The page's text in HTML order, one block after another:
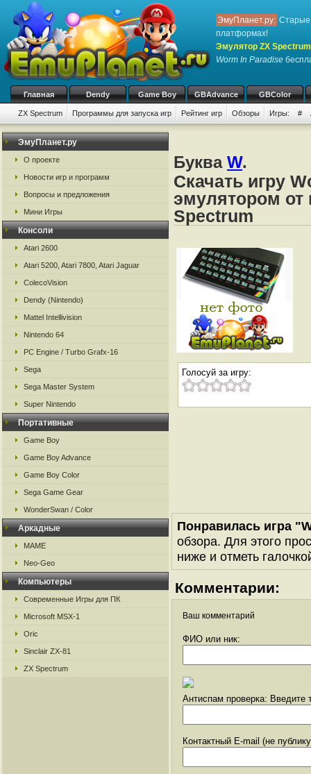
ЭмуПланет.ру: Старые
платформах!
Эмулятор ZX
Worm In Paradise
Главная Dendy Game Boy GBAdvance GBColor
ZX Spectrum Программы для запуска игр Рейтинг игр Обзоры Игры: #
ЭмуПланет.ру
О проекте
Новости игр и программ
Вопросы и предложения
Мини Игры
Консоли
Atari 2600
Atari 5200, Atari 7800, Atari Jaguar
ColecoVision
Dendy (Nintendo)
Mattel Intellivision
Nintendo 64
PC Engine / Turbo Grafx-16
Sega
Sega Master System
Super Nintendo
Портативные
Game Boy
Game Boy Advance
Game Boy Color
Sega Game Gear
WonderSwan / Color
Аркадные
MAME
Neo-Geo
Компьютеры
Современные Игры для ПК
Microsoft MSX-1
Oric
Sinclair ZX-81
ZX Spectrum
Буква W.
Скачать игру
эмулятором от
Spectrum
Голосуй за игру:
Понравилась игра
обзора. Для этого
ниже и отметь
Комментарии:
Ваш комментарий
ФИО или ник:
Антиспам проверка: Введите
Контактный E-mail (не